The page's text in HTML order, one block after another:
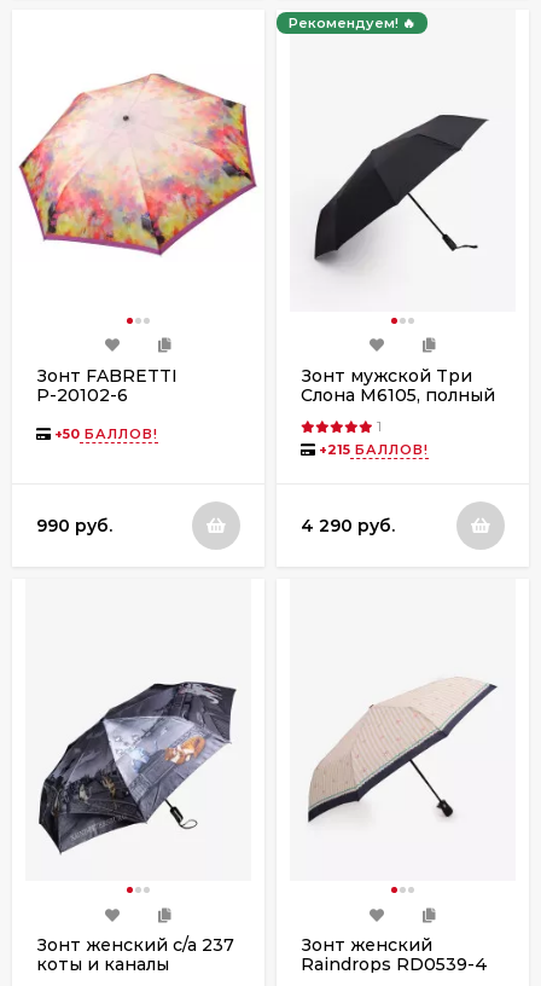
Зонт FABRETTI
Р-20102-6
+50 БАЛЛОВ!
990 руб.
Рекомендуем! 🔥
Зонт мужской Три
Слона М6105, полный
1
+215 БАЛЛОВ!
4 290 руб.
Зонт женский с/а 237
коты и каналы
Зонт женский
Raindrops RD0539-4